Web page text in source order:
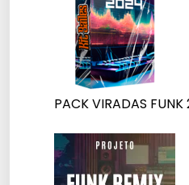
PACK VIRADAS